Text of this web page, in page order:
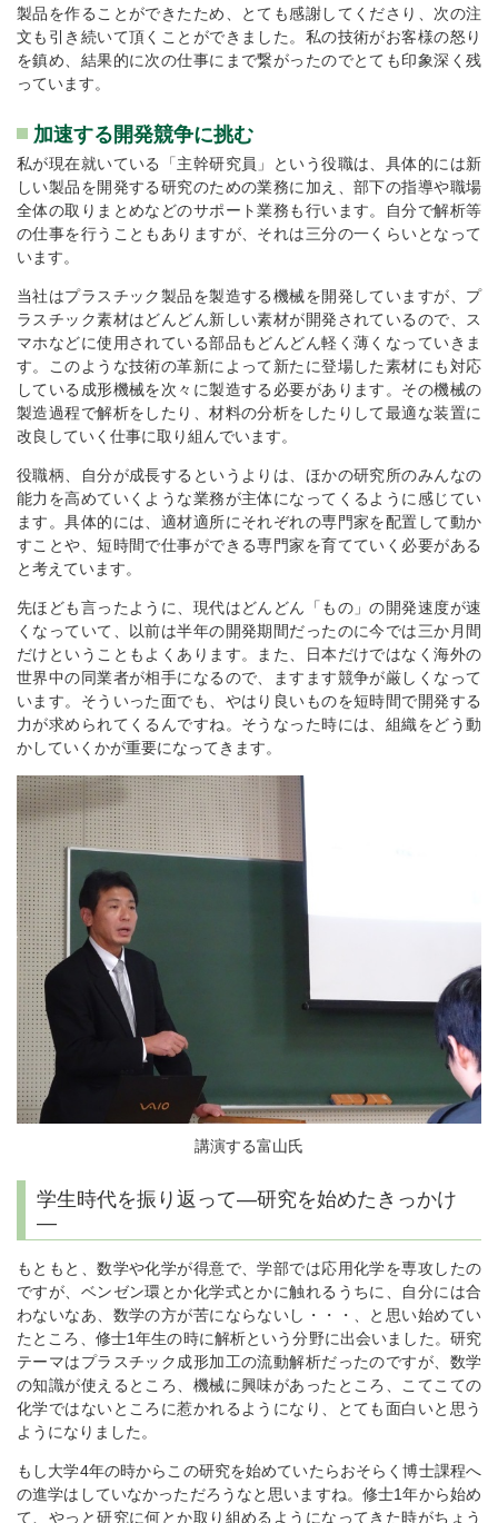
製品を作ることができたため、とても感謝してくださり、次の注
文も引き続いて頂くことができました。私の技術がお客様の怒り
を鎮め、結果的に次の仕事にまで繋がったのでとても印象深く残
っています。
加速する開発競争に挑む
私が現在就いている「主幹研究員」という役職は、具体的には新
しい製品を開発する研究のための業務に加え、部下の指導や職場
全体の取りまとめなどのサポート業務も行います。自分で解析等
の仕事を行うこともありますが、それは三分の一くらいとなって
います。
当社はプラスチック製品を製造する機械を開発していますが、プ
ラスチック素材はどんどん新しい素材が開発されているので、ス
マホなどに使用されている部品もどんどん軽く薄くなっていきま
す。このような技術の革新によって新たに登場した素材にも対応
している成形機械を次々に製造する必要があります。その機械の
製造過程で解析をしたり、材料の分析をしたりして最適な装置に
改良していく仕事に取り組んでいます。
役職柄、自分が成長するというよりは、ほかの研究所のみんなの
能力を高めていくような業務が主体になってくるように感じてい
ます。具体的には、適材適所にそれぞれの専門家を配置して動か
すことや、短時間で仕事ができる専門家を育てていく必要がある
と考えています。
先ほども言ったように、現代はどんどん「もの」の開発速度が速
くなっていて、以前は半年の開発期間だったのに今では三か月間
だけということもよくあります。また、日本だけではなく海外の
世界中の同業者が相手になるので、ますます競争が厳しくなって
います。そういった面でも、やはり良いものを短時間で開発する
力が求められてくるんですね。そうなった時には、組織をどう動
かしていくかが重要になってきます。
講演する富山氏
学生時代を振り返って―研究を始めたきっかけ
―
もともと、数学や化学が得意で、学部では応用化学を専攻したの
ですが、ベンゼン環とか化学式とかに触れるうちに、自分には合
わないなあ、数学の方が苦にならないし・・・、と思い始めてい
たところ、修士1年生の時に解析という分野に出会いました。研究
テーマはプラスチック成形加工の流動解析だったのですが、数学
の知識が使えるところ、機械に興味があったところ、こてこての
化学ではないところに惹かれるようになり、とても面白いと思う
ようになりました。
もし大学4年の時からこの研究を始めていたらおそらく博士課程へ
の進学はしていなかっただろうなと思いますね。修士1年から始め
て、やっと研究に何とか取り組めるようになってきた時がちょう